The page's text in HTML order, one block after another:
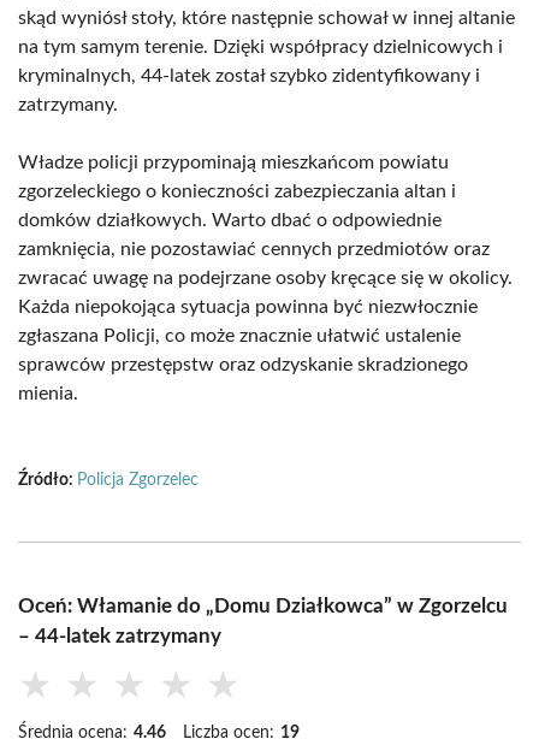
skąd wyniósł stoły, które następnie schował w innej altanie
na tym samym terenie. Dzięki współpracy dzielnicowych i
kryminalnych, 44-latek został szybko zidentyfikowany i
zatrzymany.
Władze policji przypominają mieszkańcom powiatu
zgorzeleckiego o konieczności zabezpieczania altan i
domków działkowych. Warto dbać o odpowiednie
zamknięcia, nie pozostawiać cennych przedmiotów oraz
zwracać uwagę na podejrzane osoby kręcące się w okolicy.
Każda niepokojąca sytuacja powinna być niezwłocznie
zgłaszana Policji, co może znacznie ułatwić ustalenie
sprawców przestępstw oraz odzyskanie skradzionego
mienia.
Źródło: Policja Zgorzelec
Oceń: Włamanie do „Domu Działkowca” w Zgorzelcu
– 44-latek zatrzymany
★ ★ ★ ★ ★
Średnia ocena: 4.46 Liczba ocen: 19